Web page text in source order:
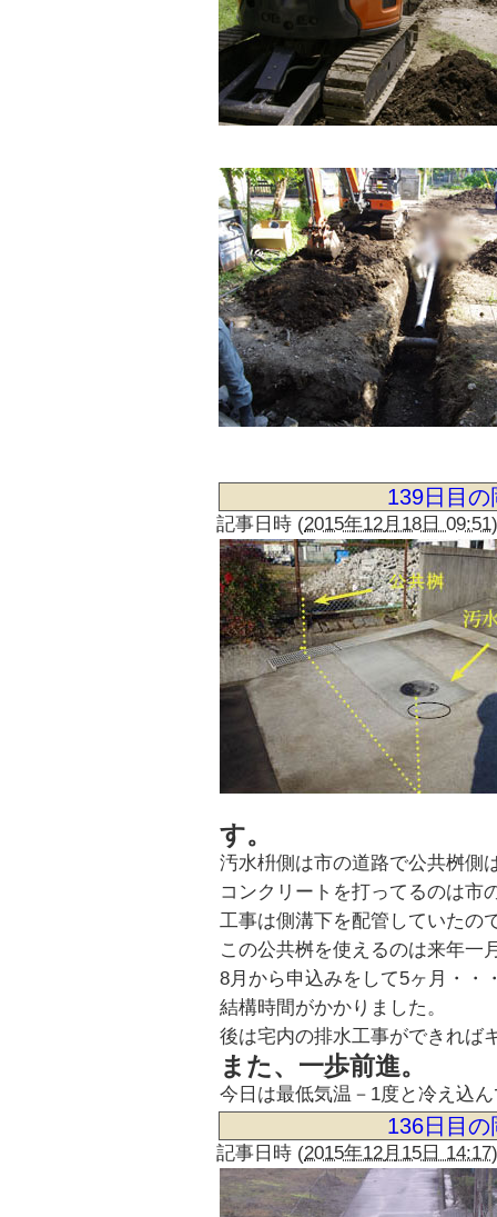
139日目
記事日時 (2015年12月18日 09:51)
す。
汚水枡側は市の道路で公共桝側
コンクリートを打ってるのは市
工事は側溝下を配管していたの
この公共桝を使えるのは来年一
8月から申込みをして5ヶ月・・
結構時間がかかりました。
後は宅内の排水工事ができれば
また、一歩前進。
今日は最低気温－1度と冷え込
136日目
記事日時 (2015年12月15日 14:17)